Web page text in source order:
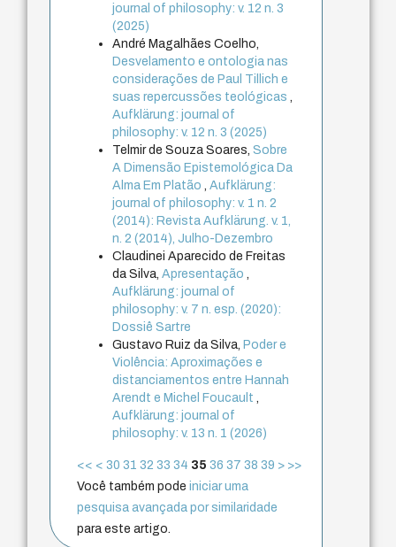
journal of philosophy: v. 12 n. 3
(2025)
André Magalhães Coelho,
Desvelamento e ontologia nas
considerações de Paul Tillich e
suas repercussões teológicas
Aufklärung: journal of
philosophy: v. 12 n. 3 (2025)
Telmir de Souza Soares,Sobre
A Dimensão Epistemológica Da
Alma Em Platão
,Aufklärung:
journal of philosophy: v. 1 n. 2
(2014): Revista Aufklärung. v. 1,
n. 2 (2014), Julho-Dezembro
Claudinei Aparecido de Freitas
da Silva,Apresentação
Aufklärung: journal of
philosophy: v. 7 n. esp. (2020):
Dossiê Sartre
Gustavo Ruiz da Silva,Poder e
Violência: Aproximações e
distanciamentos entre Hannah
Arendt e Michel Foucault
Aufklärung: journal of
philosophy: v. 13 n. 1 (2026)
<< < 30 31 32 33 34 35 36 37 38 39 > >>
Você também podeiniciar uma
pesquisa avançada por similaridade
para este artigo.